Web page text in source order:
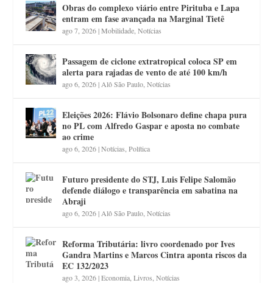
Obras do complexo viário entre Pirituba e Lapa
entram em fase avançada na Marginal Tietê
ago 7, 2026|Mobilidade ,Notícias
Passagem de ciclone extratropical coloca SP em
alerta para rajadas de vento de até 100 km/h
ago 6, 2026| Alô São Paulo ,Notícias
Eleições 2026: Flávio Bolsonaro define chapa pura
no PL com Alfredo Gaspar e aposta no combate
ao crime
ago 6, 2026|Notícias ,Política
Futuro presidente do STJ, Luis Felipe Salomão
defende diálogo e transparência em sabatina na
Abraji
ago 6, 2026| Alô São Paulo ,Notícias
Reforma Tributária: livro coordenado por Ives
Gandra Martins e Marcos Cintra aponta riscos da
EC 132/2023
ago 3, 2026|Economia ,Livros ,Notícias